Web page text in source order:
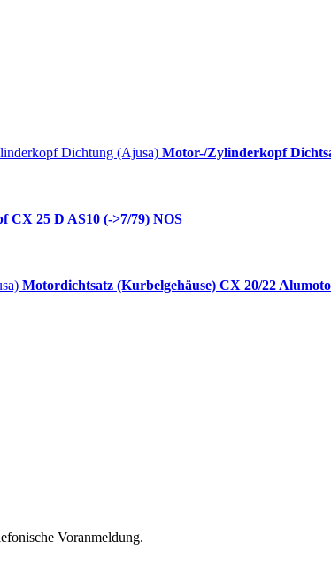
Motor-/Zylinderkopf
CX 25 D AS10 (->7/79) NOS
Motordichtsatz (Kurbelgehäuse) CX 20/22
Voranmeldung.